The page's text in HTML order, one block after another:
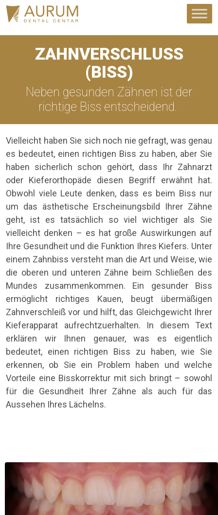
ZAHNVERSCHLUSS
(BISS)
Neben gesunden Zähnen ist der
richtige Biss entscheidend.
Vielleicht haben Sie sich noch nie gefragt, was genau
es bedeutet, einen richtigen Biss zu haben, aber Sie
haben sicherlich schon gehört, dass Ihr Zahnarzt
oder Kieferorthopäde diesen Begriff erwähnt hat.
Obwohl viele Leute denken, dass es beim Biss nur
um das ästhetische Erscheinungsbild Ihrer Zähne
geht, ist es tatsächlich so viel wichtiger als Sie
vielleicht denken – es hat große Auswirkungen auf
Ihre Gesundheit und die Funktion Ihres Kiefers. Unter
einem Zahnbiss versteht man die Art und Weise, wie
die oberen und unteren Zähne beim Schließen des
Mundes zusammenkommen. Ein gesunder Biss
ermöglicht richtiges Kauen, beugt übermäßigen
Zahnverschleiß vor und hilft, das Gleichgewicht Ihrer
Kieferapparat aufrechtzuerhalten. In diesem Text
erklären wir Ihnen genauer, was es eigentlich
bedeutet, einen richtigen Biss zu haben, wie Sie
erkennen, ob Sie ein Problem haben und welche
Vorteile eine Bisskorrektur mit sich bringt – sowohl
für die Gesundheit Ihrer Zähne als auch für das
Aussehen Ihres Lächelns.